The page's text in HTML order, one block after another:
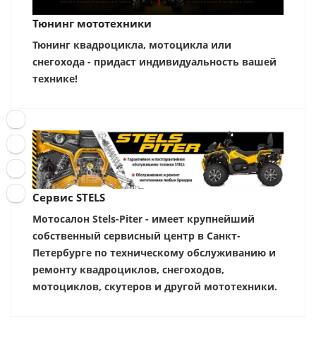
Тюнинг мототехники
Тюнинг квадроцикла, мотоцикла или
снегохода - придаст индивидуальность вашей
технике!
Сервис STELS
Мотосалон Stels-Piter - имеет крупнейший
собственный сервисный центр в Санкт-
Петербурге по техническому обслуживанию и
ремонту квадроциклов, снегоходов,
мотоциклов, скутеров и другой мототехники.